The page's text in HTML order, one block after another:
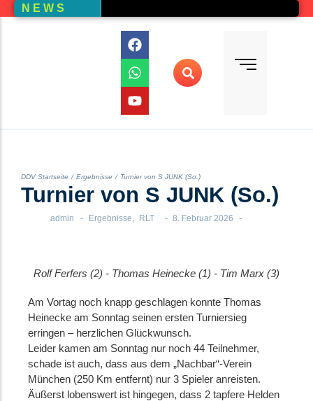
N E W S
Online-Wettbewerb
Auswertung aller Wettbewerbe
DDV Startseite / Ergebnisse / Turnier von S JUNK (So.)
Turnier von S JUNK (So.)
admin - Ergebnisse, RLT - 8. Februar 2026 -
Rolf Ferfers (2) - Thomas Heinecke (1) - Tim Marx (3)
Am Vortag noch knapp geschlagen konnte Thomas
Heinecke am Sonntag seinen ersten Turniersieg
erringen – herzlichen Glückwunsch.
Leider kamen am Sonntag nur noch 44 Teilnehmer,
schade ist auch, dass aus dem „Nachbar“-Verein
München (250 Km entfernt) nur 3 Spieler anreisten.
Äußerst lobenswert ist hingegen, dass 2 tapfere Helden